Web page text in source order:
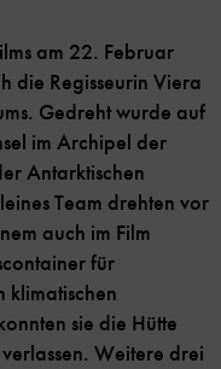
am 22. Februar
die Regisseurin Viera
Gedreht wurde auf
im Archipel der
Antarktischen
Team drehten vor
auch im Film
für
klimatischen
sie die Hütte
Weitere drei